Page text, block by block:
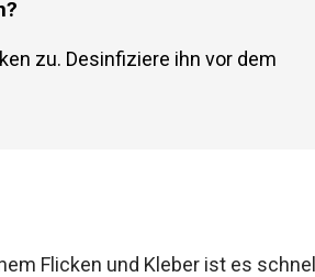
zu. Desinfiziere ihn vor dem
Flicken und Kleber ist es schnell